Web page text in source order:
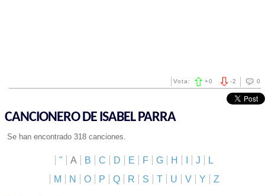
0
-2
Vota: +0
CANCIONERO DE ISABEL PARRA
Se han encontrado 318 canciones.
" A B C D E F G H J
L
M
N O P Q R S T U V Y Z